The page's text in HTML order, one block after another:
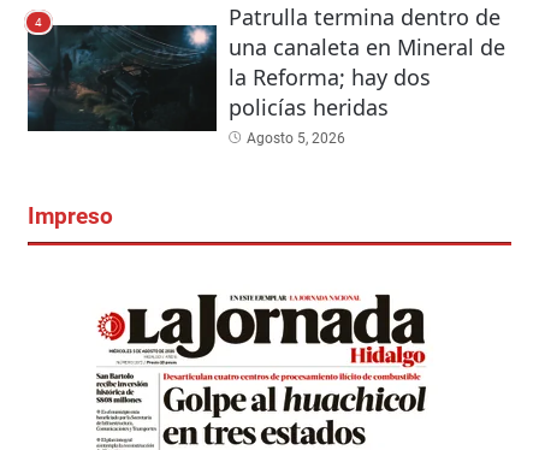
4
Patrulla termina dentro de
una canaleta en Mineral de
la Reforma; hay dos
policías heridas
Agosto 5, 2026
Impreso